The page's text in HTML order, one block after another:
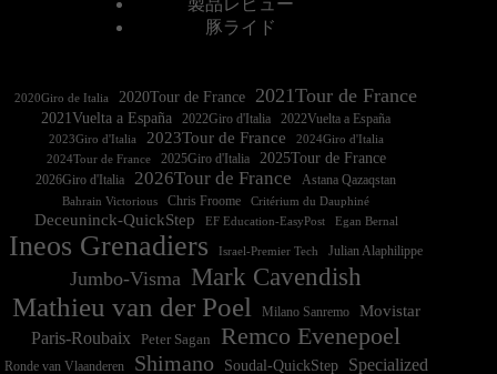
製品レビュー
豚ライド
2020Giro de Italia 2020Tour de France 2021Tour de France
2021Vuelta a España 2022Vuelta a España
2023Giro d'Italia 2023Tour de France
2024Giro d'Italia‏
2024Tour de France
2025Giro d'Italia 2025Tour de France
2026Giro d'Italia 2026Tour de France Astana Qazaqstan
Bahrain Victorious Chris Froome Critérium du Dauphiné
Deceuninck-QuickStep EF Education-EasyPost Egan Bernal
Ineos Grenadiers Israel-Premier Tech Julian Alaphilippe
Jumbo-Visma Mark Cavendish
Mathieu van der Poel Milano Sanremo
Movistar
Paris-Roubaix
Peter Sagan Remco Evenepoel
Ronde van Vlaanderen Shimano Soudal-QuickStep Specialized